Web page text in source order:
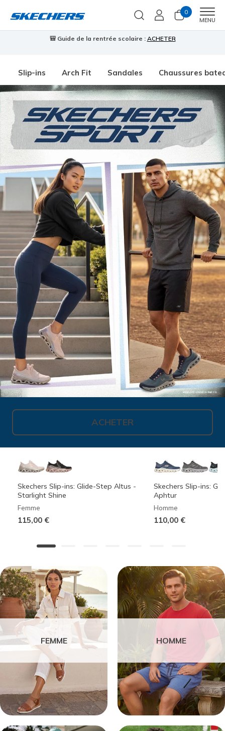
0
MENU
🎒 Guide de la rentrée scolaire : ACHETER
Slip-ins Arch Fit Sandales Chaussures
ACHETER
Skechers Slip-ins: Glide-Step Altus -
Starlight Shine
Femme
115,00 €
Skechers Slip-ins:
Aphtur
Homme
110,00 €
FEMME HOMME